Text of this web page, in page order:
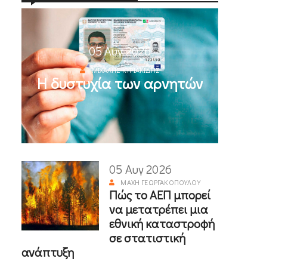
05 Αυγ 2026
ΜΙΧΆΛΗΣ ΚΥΡΙΑΚΊΔΗΣ
Η δυστυχία των αρνητών
05 Αυγ 2026
ΜΆΧΗ ΓΕΩΡΓΑΚΟΠΟΎΛΟΥ
Πώς το ΑΕΠ μπορεί
να μετατρέπει μια
εθνική καταστροφή
σε στατιστική
ανάπτυξη